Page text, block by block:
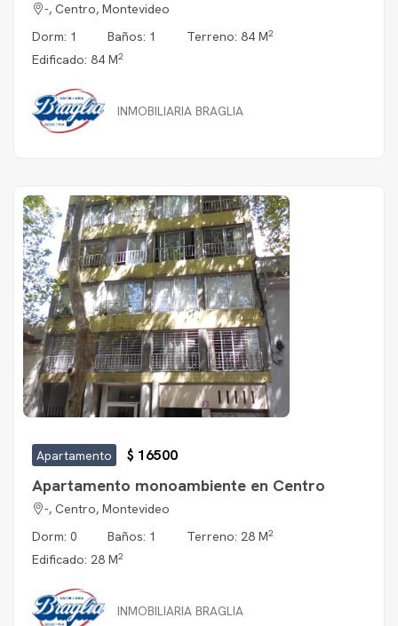
-, Centro, Montevideo
Dorm: 1
Baños: 1 Terreno: 84 M2
Edificado: 84 M2
INMOBILIARIA BRAGLIA
Apartamento $ 16500
Apartamento monoambiente en Centro
-, Centro, Montevideo
Dorm: 0
Baños: 1 Terreno: 28 M2
Edificado: 28 M2
INMOBILIARIA BRAGLIA